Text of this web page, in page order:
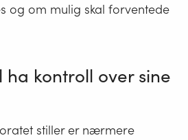
og om mulig skal forventede
ha kontroll over sine
stiller er nærmere